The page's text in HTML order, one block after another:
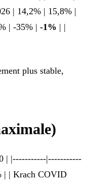
| 14,2% | 15,8% |
| -35% | -1% | |
plus stable,
| |-----------|-----------
| | Krach COVID